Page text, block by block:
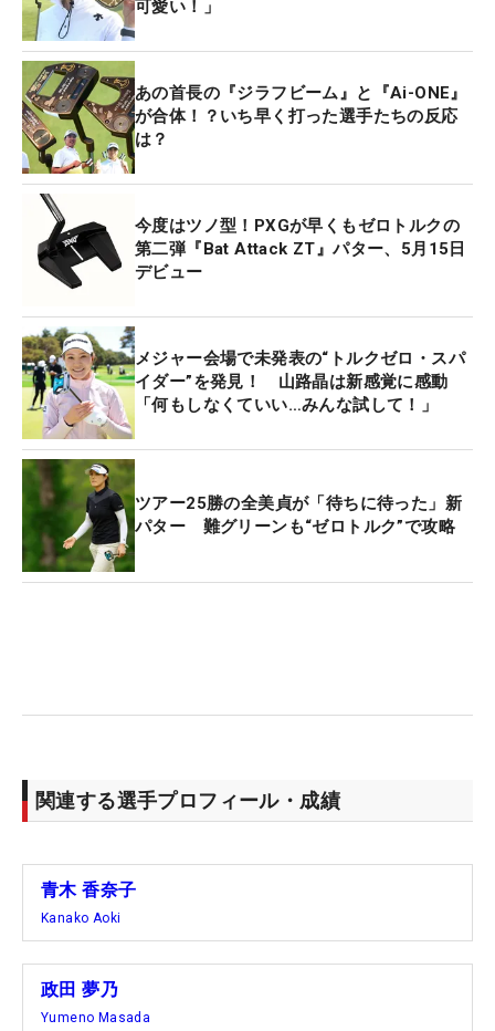
可愛い！」
あの首長の『ジラフビーム』と『Ai-ONE』
が合体！？いち早く打った選手たちの反応
は？
今度はツノ型！PXGが早くもゼロトルクの
第二弾『Bat Attack ZT』パター、5月15日
デビュー
メジャー会場で未発表の“トルクゼロ・スパ
イダー”を発見！ 山路晶は新感覚に感動
「何もしなくていい…みんな試して！」
ツアー25勝の全美貞が「待ちに待った」新
パター 難グリーンも“ゼロトルク”で攻略
関連する選手プロフィール・成績
青木 香奈子
Kanako Aoki
政田 夢乃
Yumeno Masada